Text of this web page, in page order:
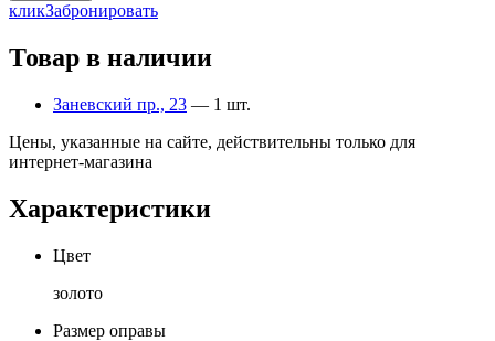
кликЗабронировать
Товар в наличии
Заневский пр., 23 — 1 шт.
Цены, указанные на сайте, действительны только для
интернет-магазина
Характеристики
Цвет
золото
Размер оправы